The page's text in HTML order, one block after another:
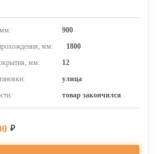
900
мм:
1800
мм:
12
улица
товар закончился
₽